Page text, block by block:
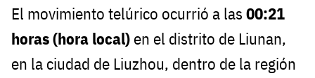
El movimiento telúrico ocurrió a las 00:21
horas (hora local) en el distrito de Liunan,
en la ciudad de Liuzhou, dentro de la región